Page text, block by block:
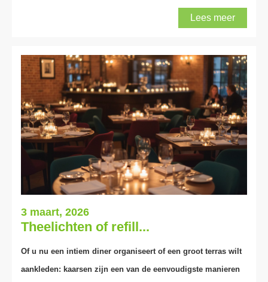
Lees meer
3 maart, 2026
Theelichten of refill...
Of u nu een intiem diner organiseert of een groot terras wilt
aankleden: kaarsen zijn een van de eenvoudigste manieren